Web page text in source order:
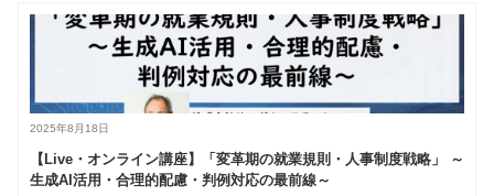
2025年8月18日
【Live・オンライン講座】「変革期の就業規則・人事制度戦略」 ～
生成AI活用・合理的配慮・判例対応の最前線～